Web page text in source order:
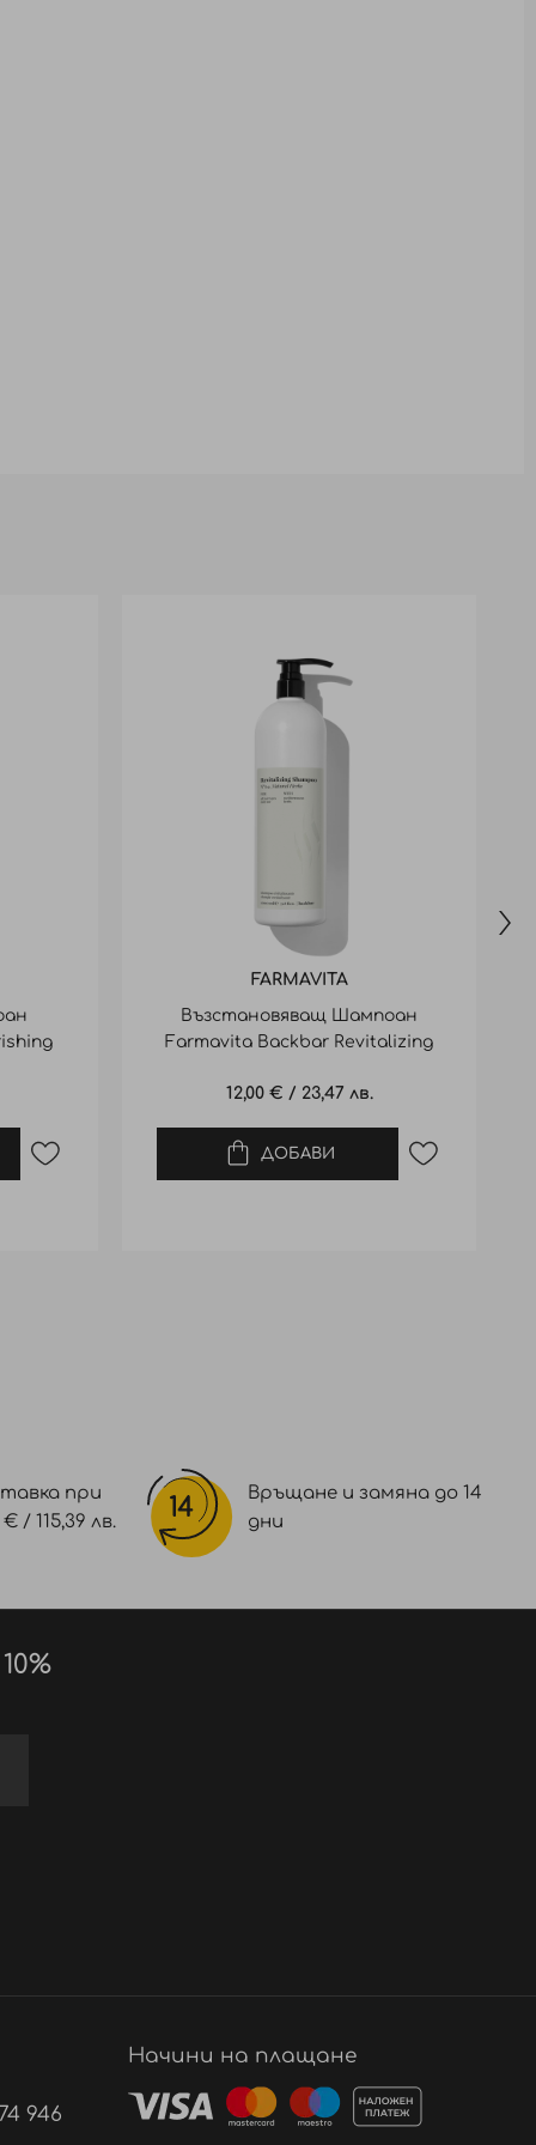
FARMAVITA
Възстановяващ Шампоан
Farmavita Backbar Revitalizing
12,00 € / 23,47 лв.
ДОБАВИ
при
/ 115,39 лв.
Връщане и замяна до 14
дни
946
Начини на плащане